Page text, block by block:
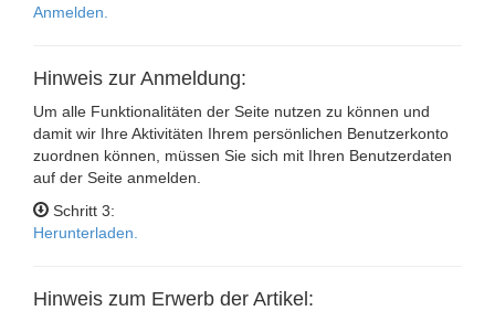
Anmelden.
Hinweis zur Anmeldung:
Um alle Funktionalitäten der Seite nutzen zu können und
damit wir Ihre Aktivitäten Ihrem persönlichen Benutzerkonto
zuordnen können, müssen Sie sich mit Ihren Benutzerdaten
auf der Seite anmelden.
Schritt 3:
Herunterladen.
Hinweis zum Erwerb der Artikel: